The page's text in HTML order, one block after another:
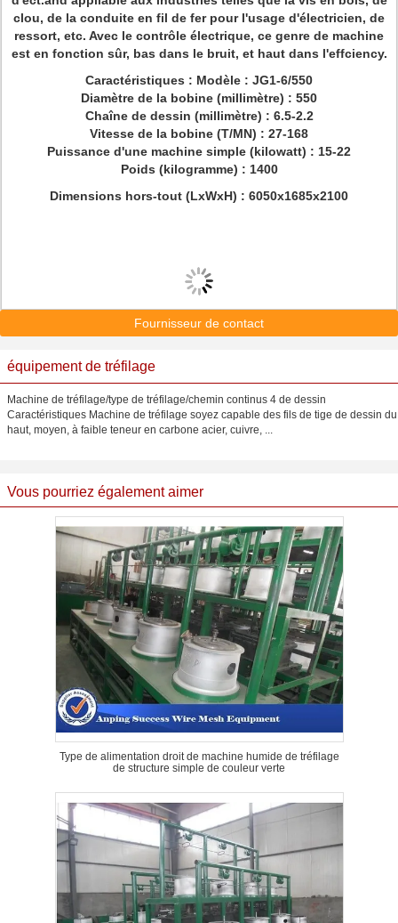
clou, de la conduite en fil de fer pour l'usage d'électricien, de
ressort, etc. Avec le contrôle électrique, ce genre de machine
est en fonction sûr, bas dans le bruit, et haut dans l'effciency.
Caractéristiques : Modèle : JG1-6/550
Diamètre de la bobine (millimètre) : 550
Chaîne de dessin (millimètre) : 6.5-2.2
Vitesse de la bobine (T/MN) : 27-168
Puissance d'une machine simple (kilowatt) : 15-22
Poids (kilogramme) : 1400
Dimensions hors-tout (LxWxH) : 6050x1685x2100
Fournisseur de contact
équipement de tréfilage
Machine de tréfilage/type de tréfilage/chemin continus 4 de dessin
Caractéristiques Machine de tréfilage soyez capable des fils de tige de dessin du
haut, moyen, à faible teneur en carbone acier, cuivre, ...
Vous pourriez également aimer
Type de alimentation droit de machine humide de tréfilage
de structure simple de couleur verte